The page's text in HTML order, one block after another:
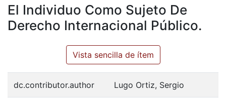
El Individuo Como Sujeto De
Derecho Internacional Público.
Vista sencilla de ítem
dc.contributor.author Lugo Ortiz, Sergio